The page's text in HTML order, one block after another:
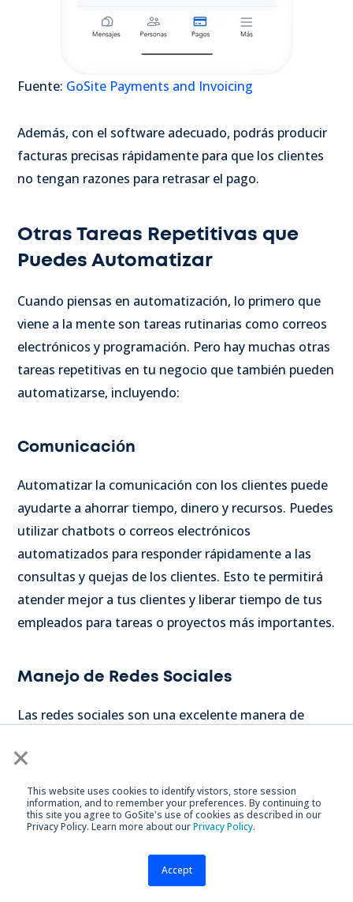
×
This website uses cookies to identify vistors, store session
information, and to remember your preferences. By continuing to
this site you agree to GoSite's use of cookies as described in our
Privacy Policy. Learn more about ourPrivacy Policy.
Accept
Fuente: GoSite Payments and Invoicing
Además, con el software adecuado, podrás producir
facturas precisas rápidamente para que los clientes
no tengan razones para retrasar el pago.
Otras Tareas Repetitivas que
Puedes Automatizar
Cuando piensas en automatización, lo primero que
viene a la mente son tareas rutinarias como correos
electrónicos y programación. Pero hay muchas otras
tareas repetitivas en tu negocio que también pueden
automatizarse, incluyendo:
Comunicación
Automatizar la comunicación con los clientes puede
ayudarte a ahorrar tiempo, dinero y recursos. Puedes
utilizar chatbots o correos electrónicos
automatizados para responder rápidamente a las
consultas y quejas de los clientes. Esto te permitirá
atender mejor a tus clientes y liberar tiempo de tus
empleados para tareas o proyectos más importantes.
Manejo de Redes Sociales
Las redes sociales son una excelente manera de
marca en línea, pero administrar múltiples perfiles en
diversas plataformas puede llevar tiempo y
esfuerzo.Para aprovechar al máximo el marketing en
redes sociales, es mejor automatizar procesos como
programar publicaciones con anticipación o crear
mensajes automáticos cuando un cliente interactúa